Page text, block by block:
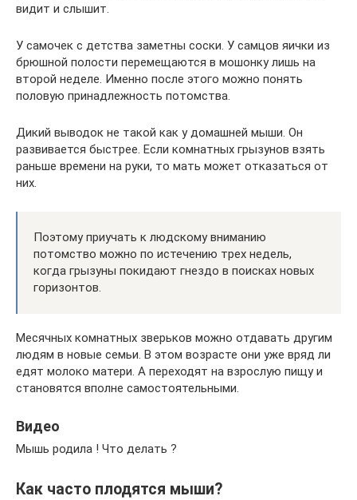
видит и слышит.
У самочек с детства заметны соски. У самцов яички из
брюшной полости перемещаются в мошонку лишь на
второй неделе. Именно после этого можно понять
половую принадлежность потомства.
Дикий выводок не такой как у домашней мыши. Он
развивается быстрее. Если комнатных грызунов взять
раньше времени на руки, то мать может отказаться от
них.
Поэтому приучать к людскому вниманию
потомство можно по истечению трех недель,
когда грызуны покидают гнездо в поисках новых
горизонтов.
Месячных комнатных зверьков можно отдавать другим
людям в новые семьи. В этом возрасте они уже вряд ли
едят молоко матери. А переходят на взрослую пищу и
становятся вполне самостоятельными.
Видео
Мышь родила ! Что делать ?
Как часто плодятся мыши?